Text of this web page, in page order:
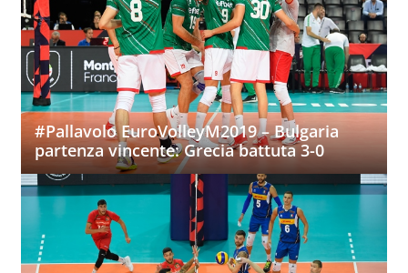
#Pallavolo EuroVolleyM2019 – Bulgaria
partenza vincente: Grecia battuta 3-0